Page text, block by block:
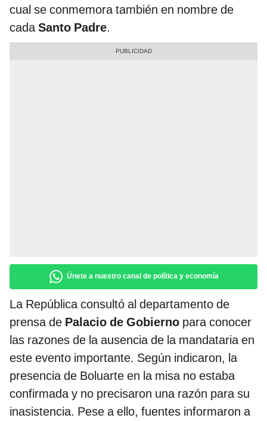
cual se conmemora también en nombre de
cadaSanto Padre.
Únete a nuestro canal de política y economía
La República consultó al departamento de
prensa de Palacio de Gobierno para conocer
las razones de la ausencia de la mandataria en
este evento importante. Según indicaron, la
presencia de Boluarte en la misa no estaba
confirmada y no precisaron una razón para su
inasistencia. Pese a ello, fuentes informaron a